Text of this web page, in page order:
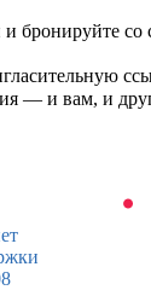
бронируйте со
— и вам, и